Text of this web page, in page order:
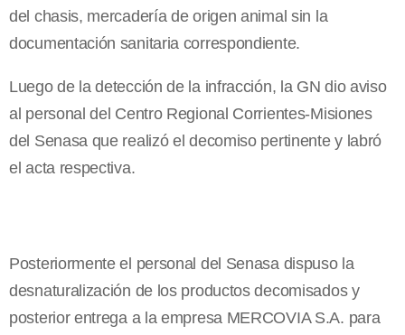
del chasis, mercadería de origen animal sin la
documentación sanitaria correspondiente.
Luego de la detección de la infracción, la GN dio aviso
al personal del Centro Regional Corrientes-Misiones
del Senasa que realizó el decomiso pertinente y labró
el acta respectiva.
Posteriormente el personal del Senasa dispuso la
desnaturalización de los productos decomisados y
posterior entrega a la empresa MERCOVIA S.A. para